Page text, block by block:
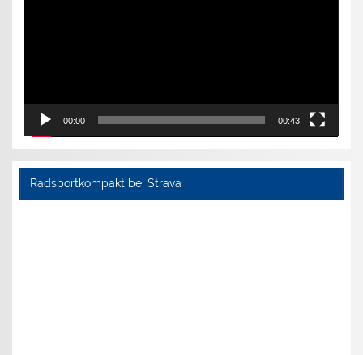
00:00 00:43
Radsportkompakt bei Strava